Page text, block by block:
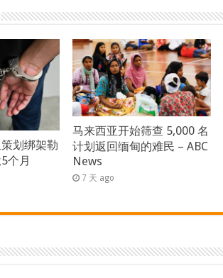
划绑架勒
个月
马来西亚开始筛查 5,000 名
计划返回缅甸的难民 – ABC
News
7 天 ago